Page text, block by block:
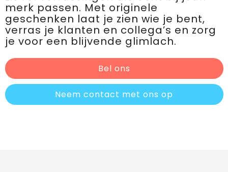
merk passen. Met originele
geschenken laat je zien wie je bent,
verras je klanten en collega’s en zorg
je voor een blijvende glimlach.
Bel ons
Neem contact met ons op